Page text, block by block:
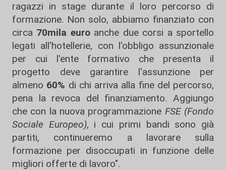
ragazzi in stage durante il loro percorso di
formazione. Non solo, abbiamo finanziato con
circa 70mila euroanche due corsi a sportello
legati all'hotellerie, con l'obbligo assunzionale
per cui l'ente formativo che presenta il
progetto deve garantire l'assunzione per
almeno 60% di chi arriva alla fine del percorso,
pena la revoca del finanziamento. Aggiungo
che con la nuova programmazione FSE (Fondo
Sociale Europeo), i cui primi bandi sono già
partiti, continueremo a lavorare sulla
formazione per disoccupati in funzione delle
migliori offerte di lavoro".